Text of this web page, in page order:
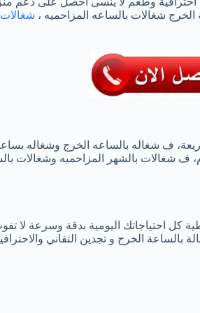
شغالات بالساعه المزاحميه ،
ف شغاله بالساعه الخرج وشغاله
ف شغالات بالشهر المزاحميه وشغالات
كل احتياجاتك اليومية بدقة وسرعة
الخرج و تجدين التفاني